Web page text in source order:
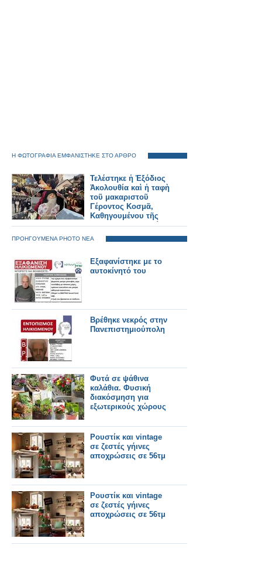
Η ΦΩΤΟΓΡΑΦΙΑ ΕΜΦΑΝΙΣΤΗΚΕ ΣΤΟ ΑΡΘΡΟ
Τελέστηκε ἡ Ἐξόδιος
Ἀκολουθία καὶ ἡ ταφὴ
τοῦ μακαριστοῦ
Γέροντος Κοσμᾶ,
Καθηγουμένου τῆς
Ἱερᾶς Μονῆς Στομίου
Κονίτσης
ΠΡΟΗΓΟΥΜΕΝΑ PHOTO ΝΕΑ
Εξαφανίστηκε με το
αυτοκίνητό του
Βρέθηκε νεκρός στην
Πανεπιστημιούπολη
Φυτά σε ψάθινα
καλάθια. Φυσική
διακόσμηση για
εξωτερικούς χώρους
Ρουστίκ και vintage
σε ζεστές γήινες
αποχρώσεις σε 56τμ
Ρουστίκ και vintage
σε ζεστές γήινες
αποχρώσεις σε 56τμ